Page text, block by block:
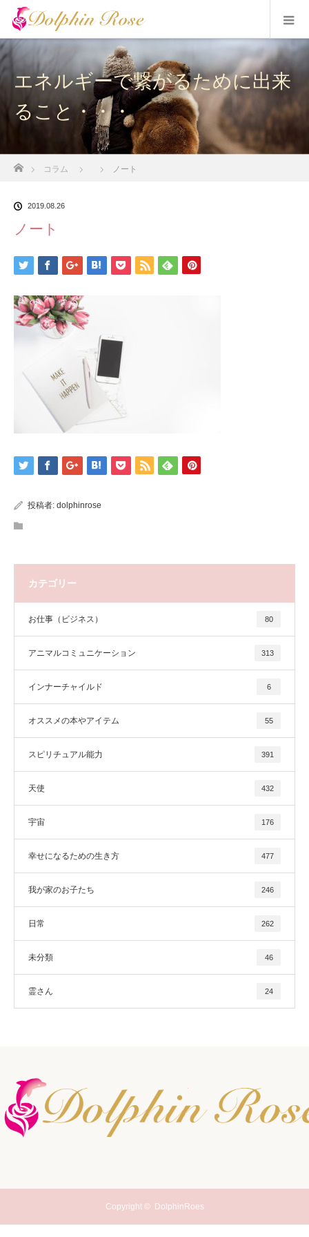
エネルギーで繋がるために出来
ること・・・
コラム ノート
2019.08.26
ノート
投稿者: dolphinrose
カテゴリー
お仕事（ビジネス） 80
アニマルコミュニケーション 313
インナーチャイルド 6
オススメの本やアイテム 55
スピリチュアル能力 391
天使 432
宇宙 176
幸せになるための生き方 477
我が家のお子たち 246
日常 262
未分類 46
霊さん 24
Copyright © DolphinRoes